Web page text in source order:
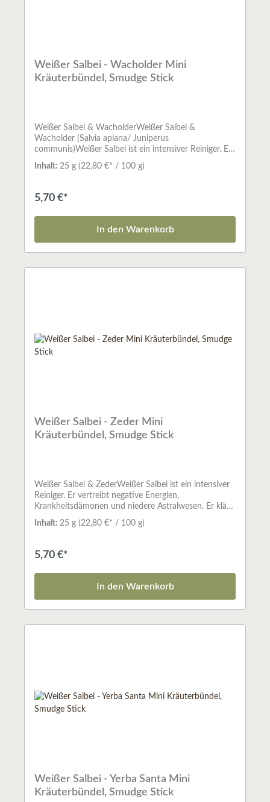
Weißer Salbei - Wacholder Mini
Kräuterbündel, Smudge Stick
Weißer Salbei & WacholderWeißer Salbei &
Wacholder (Salvia apiana/ Juniperus
communis)Weißer Salbei ist ein intensiver Reiniger. Er
vertreibt negative Energien, Krankheitsdämonen
undniedere Astralwesen. Er klärt unseren Geist und
Wacholderstärkt und reinigt unseren Geist und
steigert unsere Energie, um den Widrigkeiten des
Lebens zu trotzen.Kräuterbündel - SmudgesSo
naturverbunden, wie die indianische Kultur
gepflückt werden, bewahren sie ihre gewachsene
heiligen Kräuter, wurde schon früh bei den
Ureinwohnern Nord- und Südamerikas zum Reinigen
der Luft verwendet.Weißer Salbei reinigt die Aura und
Inhalt: 25 g (22,80 €* / 100 g)
5,70 €*
In den Warenkorb
Weißer Salbei - Zeder Mini
Kräuterbündel, Smudge Stick
Weißer Salbei & ZederWeißer Salbei ist ein intensiver
Reiniger. Er vertreibt negative Energien,
Krankheitsdämonen und niedere Astralwesen. Er klärt
unseren Geist und befreit uns von allen Arten von
Anhaftungen. Zedernholz unterstützt die reinigende
unsere Intuition.Kräuterbündel - SmudgesSo
naturverbunden, wie die indianische Kultur
Nordamerikas bis heute geblieben ist, ist auch das
Räucherwerk, das sie seit altersher benutzt. Da die
Menschen zu den Reichen der Tiere, Pflanzen und
der Luft verwendet.Weißer Salbei reinigt die Aura und
entzieht schlechte Gerüche.Abfüllmenge: ca. 25 g je
Stick
Inhalt: 25 g (22,80 €* / 100 g)
5,70 €*
In den Warenkorb
Weißer Salbei - Yerba Santa Mini
Kräuterbündel, Smudge Stick